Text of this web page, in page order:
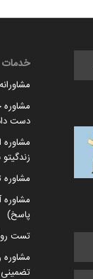
خدمات
مشاوره
دست
مشاوره
مشاوره
پاسخ)
تست
تضمینی